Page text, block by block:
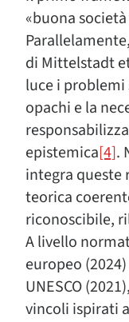
«buona società
di Mittelstadt
luce i
opachi e la
epistemica[4].
integra queste
teorica
riconoscibile,
A livello
europeo
UNESCO
vincoli ispirati